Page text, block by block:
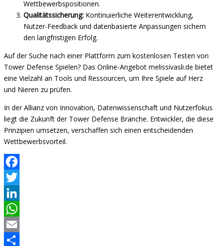
Wettbewerbspositionen.
Qualitätssicherung: Kontinuierliche Weiterentwicklung,
Nutzer-Feedback und datenbasierte Anpassungen sichern
den langfristigen Erfolg.
Auf der Suche nach einer Plattform zum kostenlosen Testen von
Tower Defense Spielen? Das Online-Angebot melissivasli.de bietet
eine Vielzahl an Tools und Ressourcen, um Ihre Spiele auf Herz
und Nieren zu prüfen.
In der Allianz von Innovation, Datenwissenschaft und Nutzerfokus
liegt die Zukunft der Tower Defense Branche. Entwickler, die diese
Prinzipien umsetzen, verschaffen sich einen entscheidenden
Wettbewerbsvorteil.
Facebook
Twitter
LinkedIn
WhatsApp
Email